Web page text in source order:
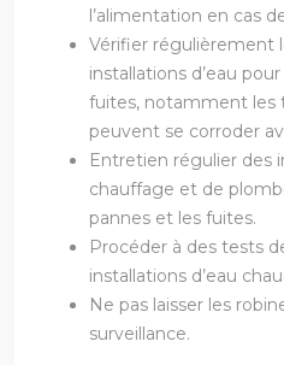
l’alimentation en cas
Vérifier régulièrement
installations d’eau
fuites, notamment les
peuvent se corroder
Entretien régulier des
chauffage et de
pannes et les fuites.
Procéder à des tests
installations d’eau
Ne pas laisser les
surveillance.